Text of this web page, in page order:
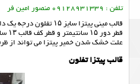
تلفن : 09128931339 منصور امین فر
قالب مینی پیتزا سایز ۱۵ تفلون درجه یک دارای شش ماه گارانتی تفلون که برای مینی پیتزا یا پیتزا پیکو در فست فود مناسب می باشد.
قطر دور ۱۵ سانتیمتر و قطر کف قالب ۱۳ سانتیمتر با اندازه لبه ۲۵ میلیمتر
علت خشک شدن خمیر پیتزا می تواند از
قالب پیتزا تفلون